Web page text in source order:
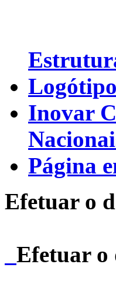
Inovar
Página
Efetuar o
Efetuar o